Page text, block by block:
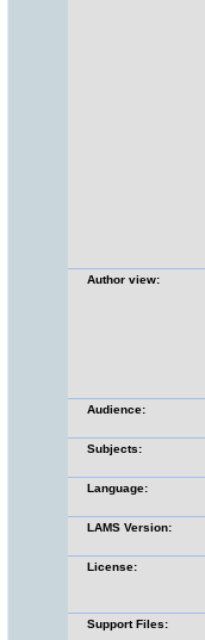
Author view:
Audience:
Subjects:
Language:
LAMS Version:
License:
Support Files: